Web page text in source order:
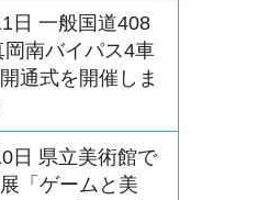
日 一般国道408
岡南バイパス4車
通式を開催しま
日 県立美術館で
「ゲームと美